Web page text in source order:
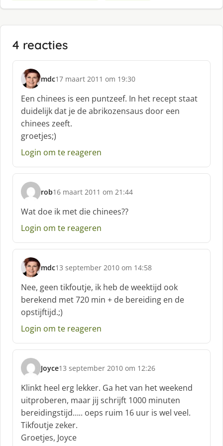
4 reacties
mdc
s
c
h
r
e
e
:
17 maart 2011 om 19:30
Een chinees is een puntzeef. In het recept staat
duidelijk dat je de abrikozensaus door een
chinees zeeft.
groetjes;)
Login om te reageren
rob
s
c
h
r
e
f
:
16 maart 2011 om 21:44
Wat doe ik met die chinees??
Login om te reageren
mdc
s
c
h
r
e
e
:
13 september 2010 om 14:58
Nee, geen tikfoutje, ik heb de weektijd ook
berekend met 720 min + de bereiding en de
opstijftijd.;)
Login om te reageren
Joyce
s
c
h
r
e
e
f
13 september 2010 om 12:26
Klinkt heel erg lekker. Ga het van het weekend
uitproberen, maar jij schrijft 1000 minuten
bereidingstijd….. oeps ruim 16 uur is wel veel.
Tikfoutje zeker.
Groetjes, Joyce